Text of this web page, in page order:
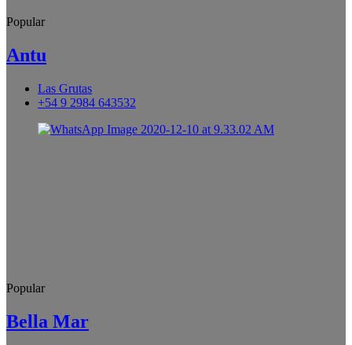
Popular
Antu
Las Grutas
+54 9 2984 643532
Popular
Bella Mar